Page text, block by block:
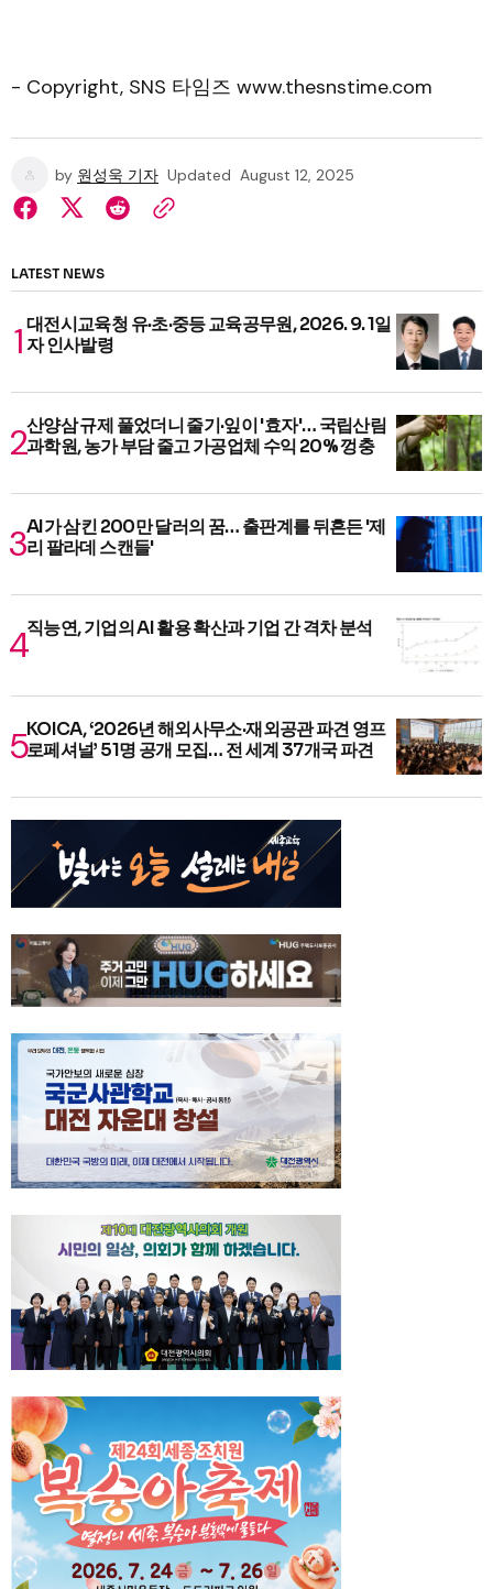
- Copyright, SNS 타임즈 www.thesnstime.com
by 원성욱 기자 Updated August 12, 2025
LATEST NEWS
대전시교육청 유·초·중등 교육공무원, 2026. 9. 1일
자 인사발령
산양삼 규제 풀었더니 줄기·잎이 '효자'… 국립산림
과학원, 농가 부담 줄고 가공업체 수익 20% 껑충
AI가 삼킨 200만 달러의 꿈… 출판계를 뒤흔든 '제
리 팔라데 스캔들'
직능연, 기업의 AI 활용 확산과 기업 간 격차 분석
KOICA, ‘2026년 해외사무소·재외공관 파견 영프
로페셔널’ 51명 공개 모집… 전 세계 37개국 파견